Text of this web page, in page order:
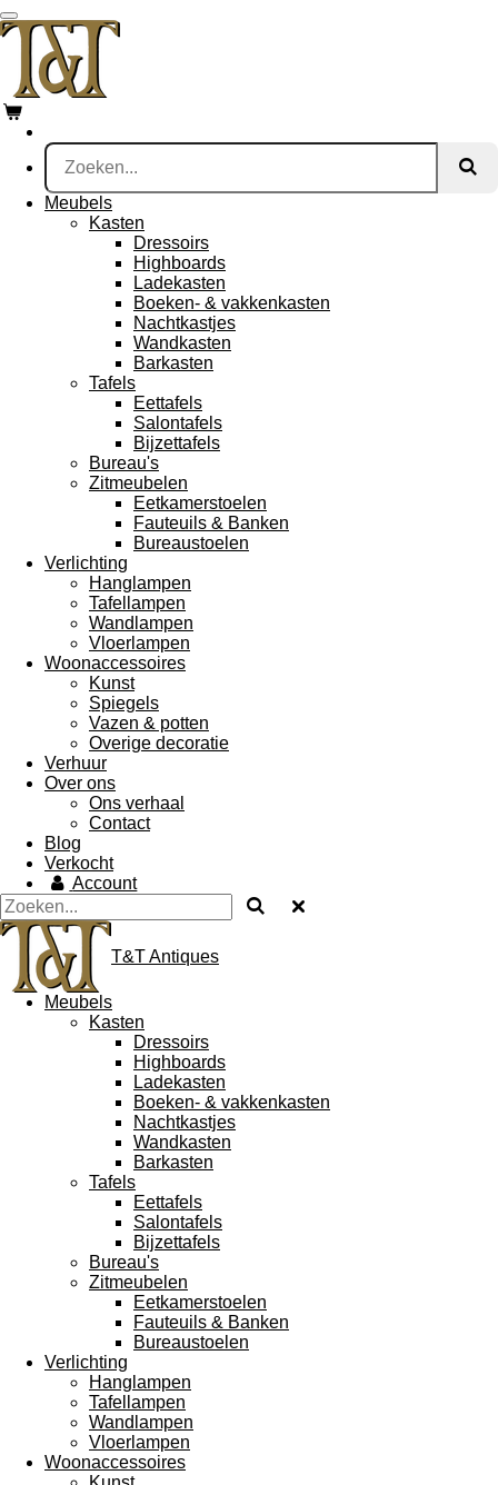
Ga
direct
naar
de
hoofdinhoud
Meubels
Kasten
Dressoirs
Highboards
Ladekasten
Boeken- & vakkenkasten
Nachtkastjes
Wandkasten
Barkasten
Tafels
Eettafels
Salontafels
Bijzettafels
Bureau's
Zitmeubelen
Eetkamerstoelen
Fauteuils & Banken
Bureaustoelen
Verlichting
Hanglampen
Tafellampen
Wandlampen
Vloerlampen
Woonaccessoires
Kunst
Spiegels
Vazen & potten
Overige decoratie
Verhuur
Over ons
Ons verhaal
Contact
Blog
Verkocht
Account
T&T Antiques
Meubels
Kasten
Dressoirs
Highboards
Ladekasten
Boeken- & vakkenkasten
Nachtkastjes
Wandkasten
Barkasten
Tafels
Eettafels
Salontafels
Bijzettafels
Bureau's
Zitmeubelen
Eetkamerstoelen
Fauteuils & Banken
Bureaustoelen
Verlichting
Hanglampen
Tafellampen
Wandlampen
Vloerlampen
Woonaccessoires